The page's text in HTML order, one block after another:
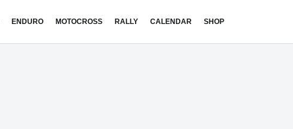
ENDURO MOTOCROSS RALLY CALENDAR SHOP